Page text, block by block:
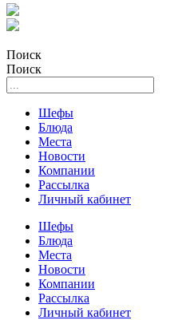
Поиск
Поиск
Шефы
Блюда
Места
Новости
Компании
Рассылка
Личный кабинет
Шефы
Блюда
Места
Новости
Компании
Рассылка
Личный кабинет